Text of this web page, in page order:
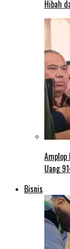
Hibah
Uang
Bisnis